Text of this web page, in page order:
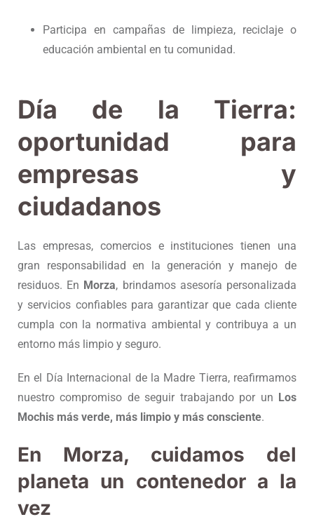
Participa en campañas de limpieza, reciclaje o
educación ambiental en tu comunidad.
Día de la Tierra:
oportunidad para
empresas y
ciudadanos
Las empresas, comercios e instituciones tienen una
gran responsabilidad en la generación y manejo de
residuos. En Morza, brindamos asesoría personalizada
y servicios confiables para garantizar que cada cliente
cumpla con la normativa ambiental y contribuya a un
entorno más limpio y seguro.
En el Día Internacional de la Madre Tierra, reafirmamos
nuestro compromiso de seguir trabajando por un Los
Mochis más verde, más limpio y más consciente.
En Morza, cuidamos del
planeta un contenedor a la
vez